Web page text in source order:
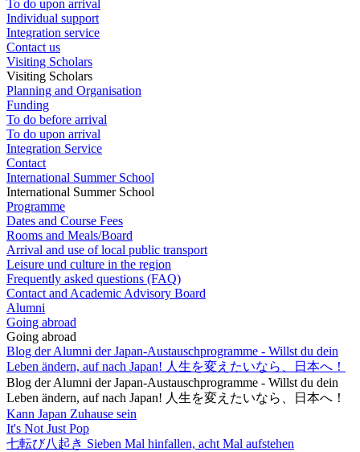
To do upon arrival
Individual support
Integration service
Contact us
Visiting Scholars
Visiting Scholars
Planning and Organisation
Funding
To do before arrival
To do upon arrival
Integration Service
Contact
International Summer School
International Summer School
Programme
Dates and Course Fees
Rooms and Meals/Board
Arrival and use of local public transport
Leisure und culture in the region
Frequently asked questions (FAQ)
Contact and Academic Advisory Board
Alumni
Going abroad
Going abroad
Blog der Alumni der Japan-Austauschprogramme - Willst du dein
Leben ändern, auf nach Japan! 人生を変えたいなら、日本へ！
Blog der Alumni der Japan-Austauschprogramme - Willst du dein
Leben ändern, auf nach Japan! 人生を変えたいなら、日本へ！
Kann Japan Zuhause sein
It's Not Just Pop
七転び八起き Sieben Mal hinfallen, acht Mal aufstehen